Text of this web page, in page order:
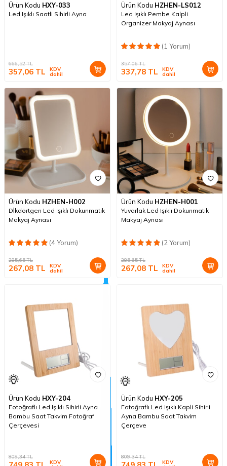
Ürün Kodu HXY-033
Led Işıklı Saatli Sihirli Ayna
666,52TL
357,06 TL KDV
dahil
Ürün Kodu HZHEN-LS012
Led Işıklı Pembe Kalpli
Organizer Makyaj Aynası
(1 Yorum)
357,06TL
337,78 TL KDV
dahil
Ürün Kodu HZHEN-H002
Di̇kdörtgen Led Işıklı Dokunmatik
Makyaj Aynası
(4 Yorum)
285,65TL
267,08 TL KDV
dahil
Ürün Kodu HZHEN-H001
Yuvarlak Led Işıklı Dokunmatik
Makyaj Aynası
(2 Yorum)
285,65TL
267,08 TL KDV
dahil
Ürün Kodu HXY-204
Fotoğraflı Led Işıklı Sihirli Ayna
Bambu Saat Takvim Fotoğraf
Çerçevesi
809,34TL
KDV
Ürün Kodu HXY-205
Fotoğraflı Led Işıklı Kapli Sihirli
Ayna Bambu Saat Takvim
Çerçeve
809,34TL
KDV